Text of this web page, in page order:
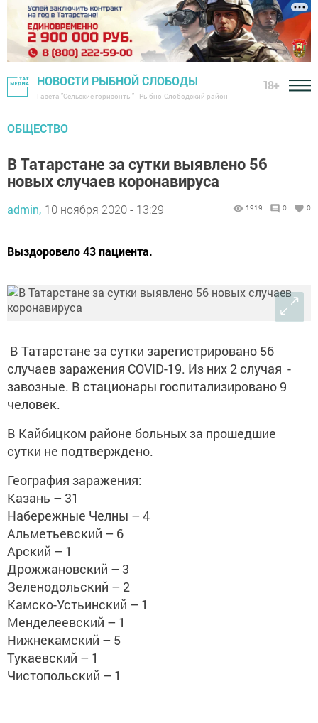
НОВОСТИ РЫБНОЙ СЛОБОДЫ
Газета "Сельские горизонты" - Рыбно-Слободский район
18+
ОБЩЕСТВО
В Татарстане за сутки выявлено 56
новых случаев коронавируса
admin, 10 ноября 2020 - 13:29 1919 0 0
Выздоровело 43 пациента.
В Татарстане за сутки зарегистрировано 56
случаев заражения COVID-19. Из них 2 случая -
завозные. В стационары госпитализировано 9
человек.
В Кайбицком районе больных за прошедшие
сутки не подтверждено.
География заражения:
Казань – 31
Набережные Челны – 4
Альметьевский – 6
Арский – 1
Дрожжановский – 3
Зеленодольский – 2
Камско-Устьинский – 1
Менделеевский – 1
Нижнекамский – 5
Тукаевский – 1
Чистопольский – 1